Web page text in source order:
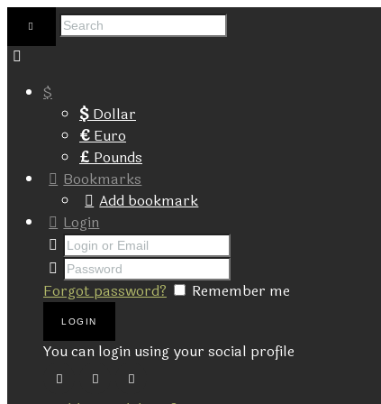
$
$Dollar
€Euro
£Pounds
Bookmarks
Add bookmark
Login
Forgot password? Remember me
You can login using your social profile